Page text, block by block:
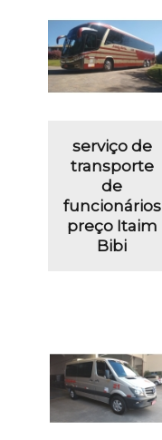
serviço de
transporte
de
funcionários
preço Itaim
Bibi